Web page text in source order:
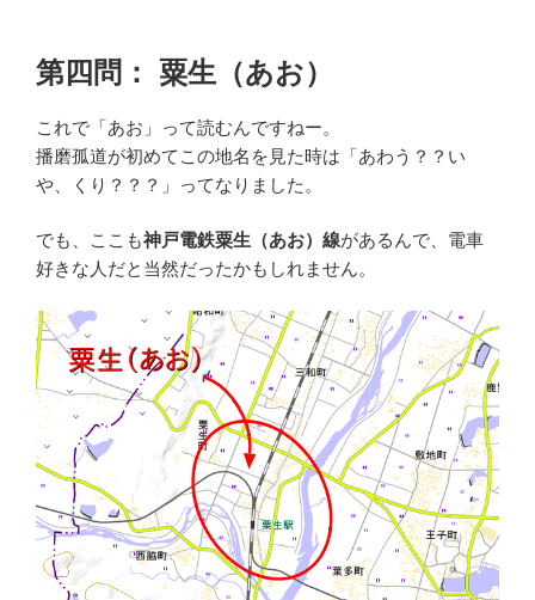
第四問： 粟生（あお）
これで「あお」って読むんですねー。
播磨孤道が初めてこの地名を見た時は「あわう？？い
や、くり？？？」ってなりました。
でも、ここも神戸電鉄粟生（あお）線があるんで、電車
好きな人だと当然だったかもしれません。